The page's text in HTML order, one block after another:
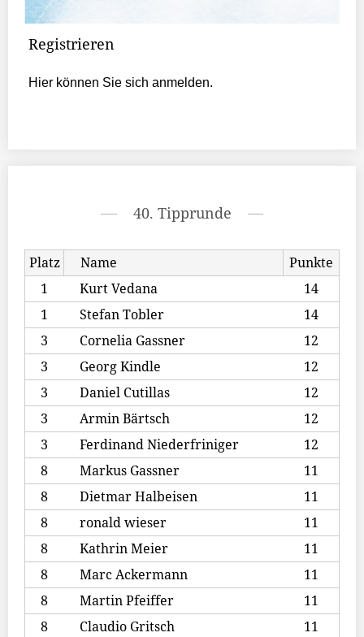
Registrieren
Hier können Sie sich anmelden.
40. Tipprunde
Platz Name
Punkte
1
Kurt Vedana
14
1
Stefan Tobler
14
3
Cornelia Gassner
12
3
Georg Kindle
12
3
Daniel Cutillas
12
3
Armin Bärtsch
12
3
Ferdinand Niederfriniger
12
8
Markus Gassner
11
8
Dietmar Halbeisen
11
8
ronald wieser
11
8
Kathrin Meier
11
8
Marc Ackermann
11
8
Martin Pfeiffer
11
8
Claudio Gritsch
11